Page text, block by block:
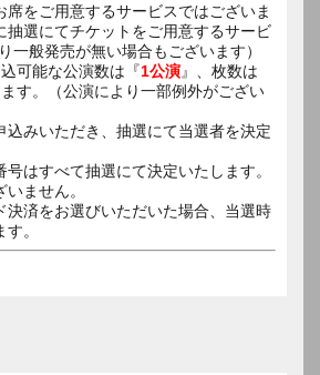
席をご用意するサービスではございま
抽選にてチケットをご用意するサービ
一般発売が無い場合もございます）
可能な公演数は『1公演』、枚数は
す。（公演により一部例外がござい
込みいただき、抽選にて当選者を決定
号はすべて抽選にて決定いたします。
ません。
決済をお選びいただいた場合、当選時
。